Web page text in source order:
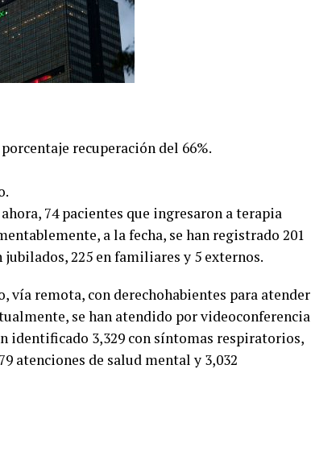
recuperación del 66%.
74 pacientes que ingresaron a terapia
a la fecha, se han registrado 201
225 en familiares y 5 externos.
vía remota, con derechohabientes para atender
se han atendido por videoconferencia
identificado 3,329 con síntomas respiratorios,
atenciones de salud mental y 3,032